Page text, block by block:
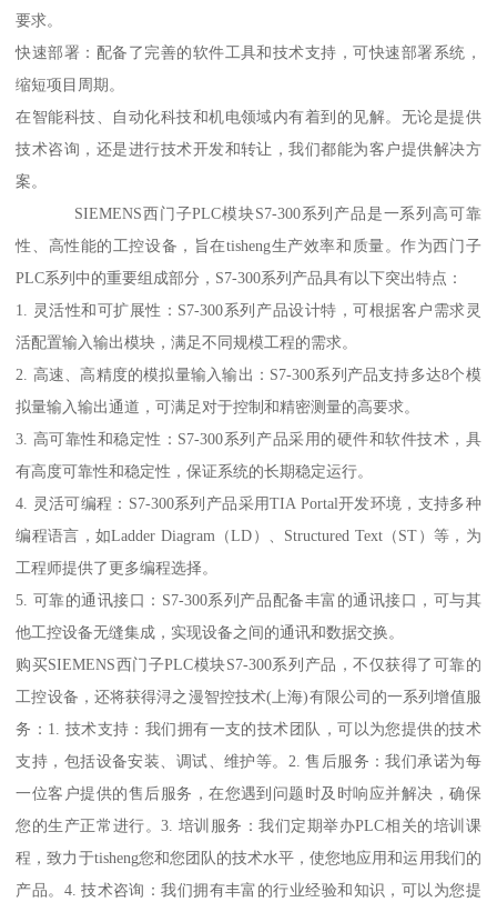
要求。
快速部署：配备了完善的软件工具和技术支持，可快速部署系统，
缩短项目周期。
在智能科技、自动化科技和机电领域内有着到的见解。无论是提供
技术咨询，还是进行技术开发和转让，我们都能为客户提供解决方
案。
SIEMENS西门子PLC模块S7-300系列产品是一系列高可靠
性、高性能的工控设备，旨在tisheng生产效率和质量。作为西门子
PLC系列中的重要组成部分，S7-300系列产品具有以下突出特点：
1. 灵活性和可扩展性：S7-300系列产品设计特，可根据客户需求灵
活配置输入输出模块，满足不同规模工程的需求。
2. 高速、高精度的模拟量输入输出：S7-300系列产品支持多达8个模
拟量输入输出通道，可满足对于控制和精密测量的高要求。
3. 高可靠性和稳定性：S7-300系列产品采用的硬件和软件技术，具
有高度可靠性和稳定性，保证系统的长期稳定运行。
4. 灵活可编程：S7-300系列产品采用TIA Portal开发环境，支持多种
编程语言，如Ladder Diagram（LD）、Structured Text（ST）等，为
工程师提供了更多编程选择。
5. 可靠的通讯接口：S7-300系列产品配备丰富的通讯接口，可与其
他工控设备无缝集成，实现设备之间的通讯和数据交换。
购买SIEMENS西门子PLC模块S7-300系列产品，不仅获得了可靠的
工控设备，还将获得浔之漫智控技术(上海)有限公司的一系列增值服
务：1. 技术支持：我们拥有一支的技术团队，可以为您提供的技术
支持，包括设备安装、调试、维护等。2. 售后服务：我们承诺为每
一位客户提供的售后服务，在您遇到问题时及时响应并解决，确保
您的生产正常进行。3. 培训服务：我们定期举办PLC相关的培训课
程，致力于tisheng您和您团队的技术水平，使您地应用和运用我们的
产品。4. 技术咨询：我们拥有丰富的行业经验和知识，可以为您提